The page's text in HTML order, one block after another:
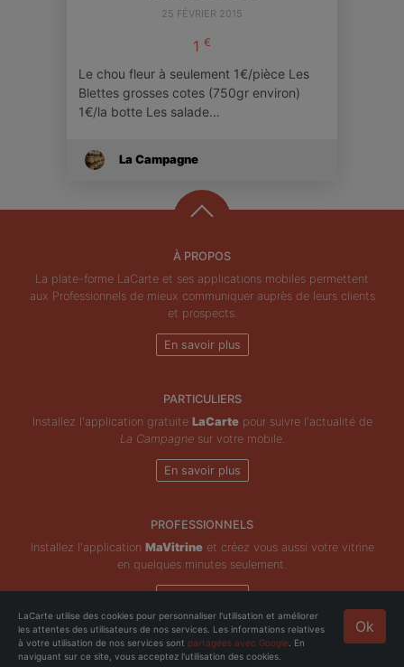
25 FÉVRIER 2015
1 €
Le chou fleur à seulement 1€/pièce Les
Blettes grosses cotes (750gr environ)
1€/la botte Les salade…
La Campagne
À PROPOS
La plate-forme LaCarte et ses applications mobiles permettent
aux Professionnels de mieux communiquer auprès de leurs clients
et prospects.
En savoir plus
PARTICULIERS
Installez l'application gratuite LaCartepour suivre l'actualité de
La Campagnesur votre mobile.
En savoir plus
PROFESSIONNELS
Installez l'application MaVitrineet créez vous aussi votre vitrine
en quelques minutes seulement.
En savoir plus
Copyright © ZeMAP 2026 - Tous droits réservés. Ok
LaCarte utilise des cookies pour personnaliser l'utilisation et améliorer
les attentes des utilisateurs de nos services. Les informations relatives
à votre utilisation de nos services sont partagées avec Google . En
naviguant sur ce site, vous acceptez l'utilisation des cookies.